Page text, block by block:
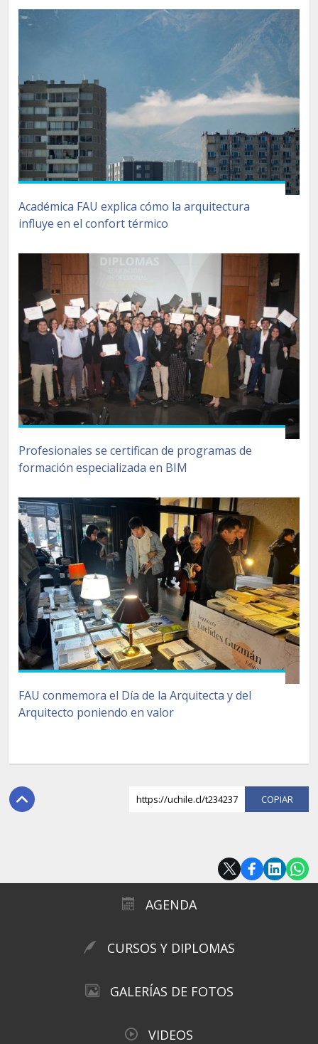
Académica FAU explica cómo la arquitectura
influye en el confort térmico
Profesionales se certifican de programas de
formación especializada en BIM
FAU conmemora el Día de la Arquitecta y del
Arquitecto poniendo en valor
https://uchile.cl/t234237
AGENDA
CURSOS Y DIPLOMAS
GALERÍAS DE FOTOS
VIDEOS